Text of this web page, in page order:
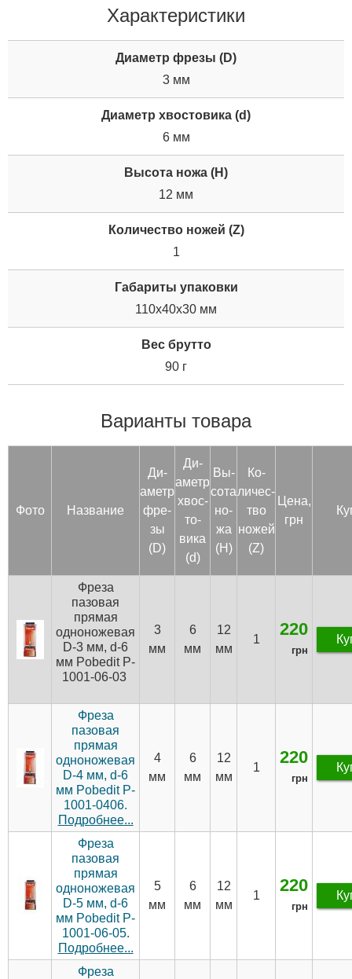
Характеристики
Диаметр фрезы (D)
3 мм
Диаметр хвостовика (d)
6 мм
Высота ножа (H)
12 мм
Количество ножей (Z)
1
Габариты упаковки
110x40x30 мм
Вес брутто
90 г
Варианты товара
Фото Название
Ди­
аметр
фре­
зы
(D)
Ди­
аметр
хвос­
то­
вика
(d)
Вы­
сота
но­
жа
(H)
Ко­
личес­
тво
но­жей
(Z)
Цена,
грн
Фреза
пазовая
прямая
одноножевая
D-3 мм, d-6
мм Pobedit P-
1001-06-03
3
мм
6
мм
12
мм
1
220
грн
Фреза
пазовая
прямая
одноножевая
D-4 мм, d-6
мм Pobedit P-
1001-0406.
Подробнее...
4
мм
6
мм
12
мм
1
220
грн
Фреза
пазовая
прямая
одноножевая
D-5 мм, d-6
мм Pobedit P-
1001-06-05.
Подробнее...
5
мм
6
мм
12
мм
1
220
грн
Фреза